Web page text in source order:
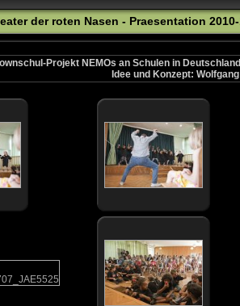
der roten Nasen - Praesentation
Projekt NEMOs an Schulen in
Idee und Konzept: